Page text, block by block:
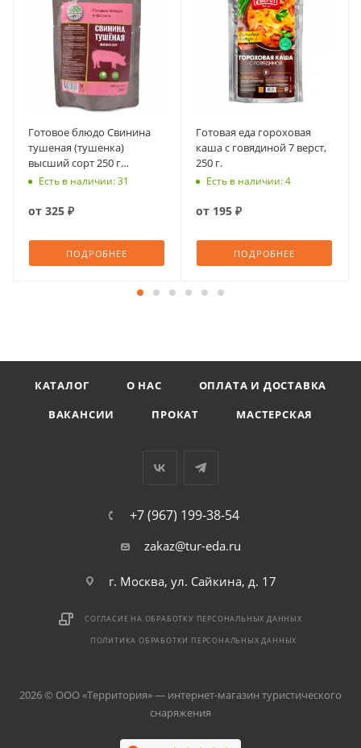
Готовое блюдо Свинина
тушеная (тушенка)
высший сорт 250 г
(Кронидов)
Есть в наличии: 31
от 325 ₽
ПОДРОБНЕЕ
Готовая еда гороховая
каша с говядиной 7 верст,
250 г.
Есть в наличии: 4
от 195 ₽
ПОДРОБНЕЕ
КАТАЛОГ О НАС
ОПЛАТА И ДОСТАВКА
ВАКАНСИИ
ПРОКАТ МАСТЕРСКАЯ
+7 (967) 199-38-54
zakaz@tur-eda.ru
г. Москва, ул. Сайкина, д. 17
СОГЛАСИЕ НА ОБРАБОТКУ ПЕРСОНАЛЬНЫХ ДАННЫХ
ПОЛИТИКА ОБРАБОТКИ ПЕРСОНАЛЬНЫХ ДАННЫХ
2026 © ООО «Территория» — интернет-магазин туристического
снаряжения